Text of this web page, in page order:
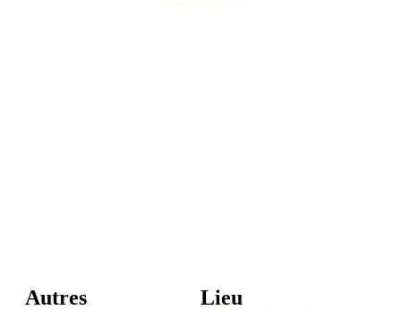
Lieu
Autres